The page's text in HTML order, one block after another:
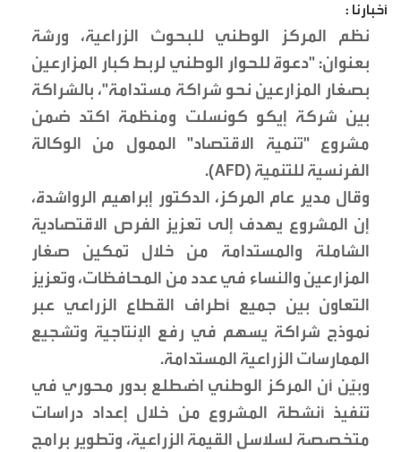
أخبارنا :
نظم المركز الوطني للبحوث الزراعية، ورشة
بعنوان: "دعوة للحوار الوطني لربط كبار المزارعين
بصغار المزارعين نحو شراكة مستدامة"، بالشراكة
بين شركة إيكو كونسلت ومنظمة اكتد ضمن
مشروع "تنمية الاقتصاد" الممول من الوكالة
الفرنسية للتنمية (AFD).
وقال مدير عام المركز، الدكتور إبراهيم الرواشدة،
إن المشروع يهدف إلى تعزيز الفرص الاقتصادية
الشاملة والمستدامة من خلال تمكين صغار
المزارعين والنساء في عدد من المحافظات، وتعزيز
التعاون بين جميع أطراف القطاع الزراعي عبر
نموذج شراكة يسهم في رفع الإنتاجية وتشجيع
الممارسات الزراعية المستدامة.
وبيّن أن المركز الوطني اضطلع بدور محوري في
تنفيذ أنشطة المشروع من خلال إعداد دراسات
متخصصة لسلاسل القيمة الزراعية، وتطوير برامج